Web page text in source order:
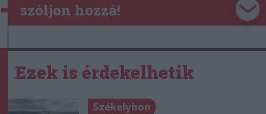
szóljon hozzá!
Ezek is érdekelhetik
Székelyhon